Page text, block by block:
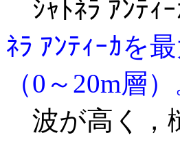
ｼｬﾄﾈﾗ ｱﾝﾃｨ
ﾈﾗ ｱﾝﾃｨｰｶを
（0～20m層）
波が高く，